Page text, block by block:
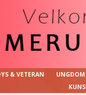
& VETERAN